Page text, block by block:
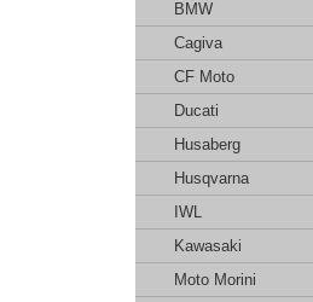
BMW
Cagiva
CF Moto
Ducati
Husaberg
Husqvarna
IWL
Kawasaki
Moto Morini